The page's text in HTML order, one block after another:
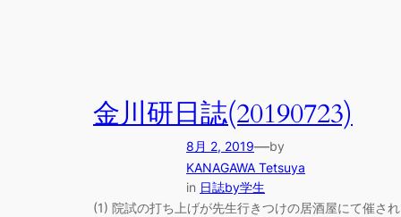
金川研日誌(20190723)
8月 2, 2019—by
KANAGAWA Tetsuya
in 日誌by学生
(1) 院試の打ち上げが先生行きつけの居酒屋にて催され